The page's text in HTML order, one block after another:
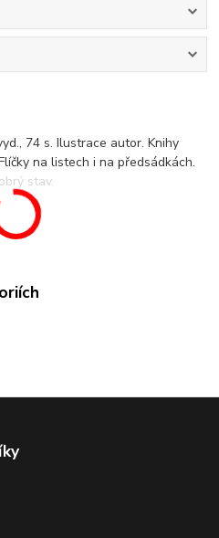
74 s. Ilustrace autor. Knihy
na listech i na předsádkách.
stav.